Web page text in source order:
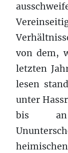
von dem,
letzten
lesen
unter
bis